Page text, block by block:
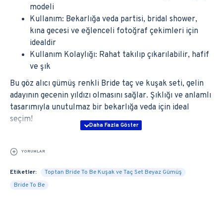
modeli
Kullanım: Bekarlığa veda partisi, bridal shower,
kına gecesi ve eğlenceli fotoğraf çekimleri için
idealdir
Kullanım Kolaylığı: Rahat takılıp çıkarılabilir, hafif
ve şık
Bu göz alıcı gümüş renkli Bride taç ve kuşak seti, gelin
adayının gecenin yıldızı olmasını sağlar. Şıklığı ve anlamlı
tasarımıyla unutulmaz bir bekarlığa veda için ideal
seçim!
YORUMLAR
Etiketler:
Toptan Bride To Be Kuşak ve Taç Set Beyaz Gümüş
Bride To Be